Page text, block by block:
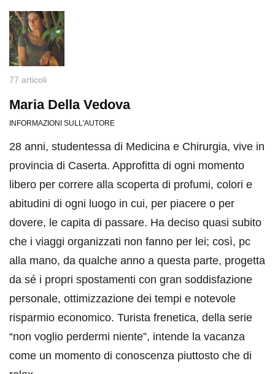
77 articoli
Maria Della Vedova
INFORMAZIONI SULL'AUTORE
28 anni, studentessa di Medicina e Chirurgia, vive in
provincia di Caserta. Approfitta di ogni momento
libero per correre alla scoperta di profumi, colori e
abitudini di ogni luogo in cui, per piacere o per
dovere, le capita di passare. Ha deciso quasi subito
che i viaggi organizzati non fanno per lei; così, pc
alla mano, da qualche anno a questa parte, progetta
da sé i propri spostamenti con gran soddisfazione
personale, ottimizzazione dei tempi e notevole
risparmio economico. Turista frenetica, della serie
“non voglio perdermi niente”, intende la vacanza
come un momento di conoscenza piuttosto che di